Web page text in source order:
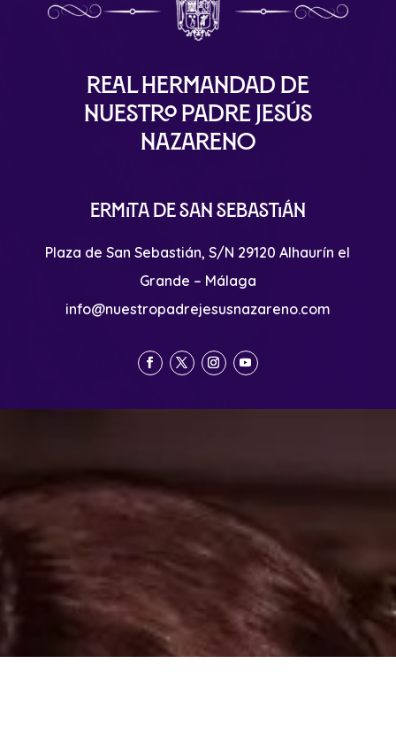
Real Hermandad de
Nuestro Padre Jesús
Nazareno
Ermita de San Sebastián
Plaza de San Sebastián, S/N 29120 Alhaurín el
Grande – Málaga
info@nuestropadrejesusnazareno.com